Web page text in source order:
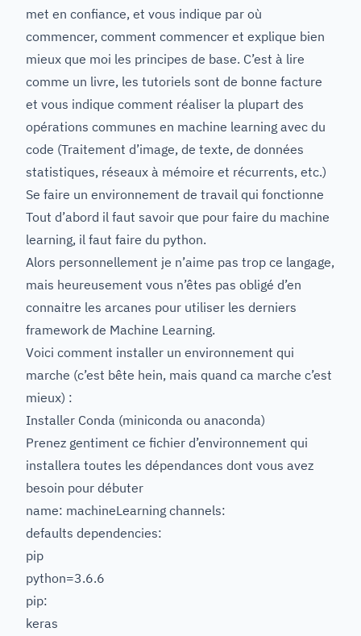
met en confiance, et vous indique par où
commencer, comment commencer et explique bien
mieux que moi les principes de base. C’est à lire
comme un livre, les tutoriels sont de bonne facture
et vous indique comment réaliser la plupart des
opérations communes en machine learning avec du
code (Traitement d’image, de texte, de données
statistiques, réseaux à mémoire et récurrents, etc.)
Se faire un environnement de travail qui fonctionne
Tout d’abord il faut savoir que pour faire du machine
learning, il faut faire du python.
Alors personnellement je n’aime pas trop ce langage,
mais heureusement vous n’êtes pas obligé d’en
connaitre les arcanes pour utiliser les derniers
framework de Machine Learning.
Voici comment installer un environnement qui
marche (c’est bête hein, mais quand ca marche c’est
mieux) :
Installer Conda (miniconda ou anaconda)
Prenez gentiment ce fichier d’environnement qui
installera toutes les dépendances dont vous avez
besoin pour débuter
name: machineLearning channels:
defaults dependencies:
pip
python=3.6.6
pip:
keras